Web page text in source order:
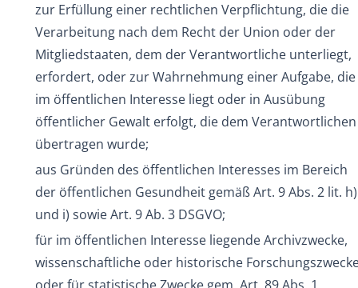
zur Erfüllung einer rechtlichen Verpflichtung, die die
Verarbeitung nach dem Recht der Union oder der
Mitgliedstaaten, dem der Verantwortliche unterliegt,
erfordert, oder zur Wahrnehmung einer Aufgabe, die
im öffentlichen Interesse liegt oder in Ausübung
öffentlicher Gewalt erfolgt, die dem Verantwortlichen
übertragen wurde;
aus Gründen des öffentlichen Interesses im Bereich
der öffentlichen Gesundheit gemäß Art. 9 Abs. 2 lit. h)
und i) sowie Art. 9 Ab. 3 DSGVO;
für im öffentlichen Interesse liegende Archivzwecke,
wissenschaftliche oder historische